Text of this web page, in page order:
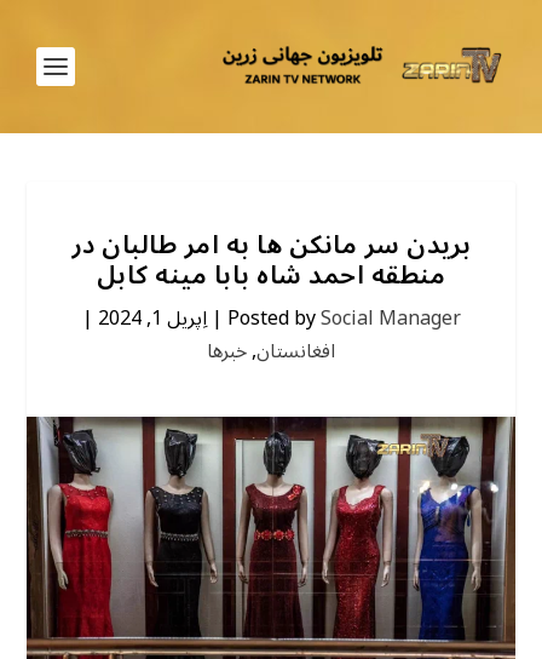
بریدن سر مانکن ها به امر طالبان در
منطقه احمد شاه بابا مینه کابل
Posted bySocial Manager
|اِپریل 1, 2024 |
افغانستان,خبرها